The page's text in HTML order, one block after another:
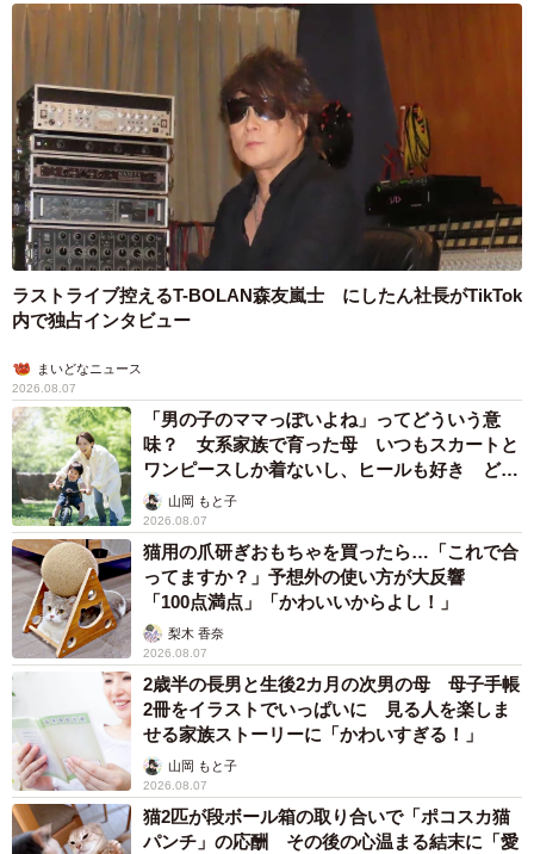
ラストライブ控えるT-BOLAN森友嵐士 にしたん社長がTikTok
内で独占インタビュー
まいどなニュース
2026.08.07
「男の子のママっぽいよね」ってどういう意
味？ 女系家族で育った母 いつもスカートと
ワンピースしか着ないし、ヒールも好き どの
へんが…
山岡 もと子
2026.08.07
猫用の爪研ぎおもちゃを買ったら…「これで合
ってますか？」予想外の使い方が大反響
「100点満点」「かわいいからよし！」
梨木 香奈
2026.08.07
2歳半の長男と生後2カ月の次男の母 母子手帳
2冊をイラストでいっぱいに 見る人を楽しま
せる家族ストーリーに「かわいすぎる！」
山岡 もと子
2026.08.07
猫2匹が段ボール箱の取り合いで「ポコスカ猫
パンチ」の応酬 その後の心温まる結末に「愛